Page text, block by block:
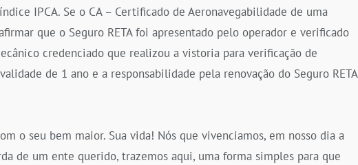
IPCA. Se o CA – Certificado de Aeronavegabilidade de uma
que o Seguro RETA foi apresentado pelo operador e verificado
credenciado que realizou a vistoria para verificação de
de 1 ano e a responsabilidade pela renovação do Seguro RETA
o seu bem maior. Sua vida! Nós que vivenciamos, em nosso dia a
de um ente querido, trazemos aqui, uma forma simples para que